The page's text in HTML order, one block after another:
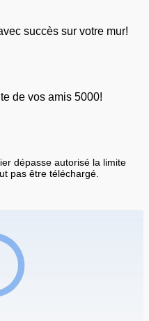
succès sur votre mur!
de vos amis 5000!
dépasse autorisé la limite
pas être téléchargé.